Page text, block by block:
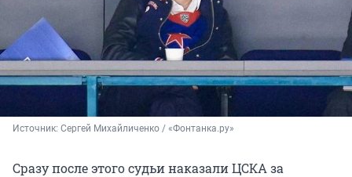
Источник: Сергей Михайличенко / «Фонтанка.ру»
Сразу после этого судьи наказали ЦСКА за